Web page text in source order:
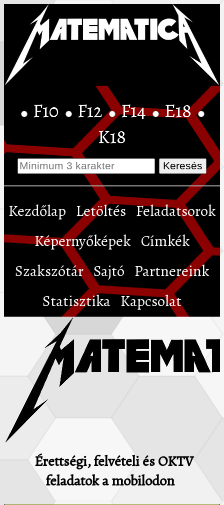
F10 F12 F14 E18
K18
Kezdőlap Letöltés Feladatsorok
Képernyőképek Címkék
Szakszótár Sajtó Partnereink
Statisztika Kapcsolat
Érettségi, felvételi és OKTV
feladatok a mobilodon